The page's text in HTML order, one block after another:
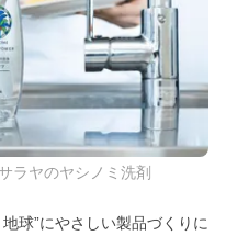
ラヤのヤシノミ洗剤
球”にやさしい製品づくりに